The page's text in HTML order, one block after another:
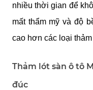
nhiều thời gian để
mất thẩm mỹ và độ
cao hơn các loại thảm
Thảm lót sàn ô tô
đúc